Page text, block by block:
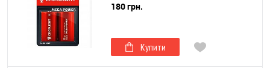
180 грн.
Купити